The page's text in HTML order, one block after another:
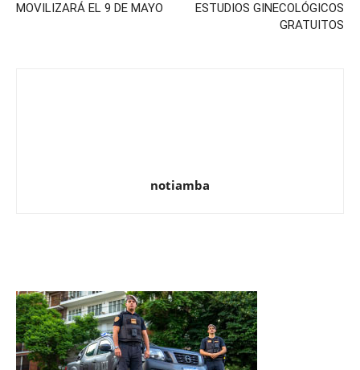
MOVILIZARÁ EL 9 DE MAYO
ESTUDIOS GINECOLÓGICOS
GRATUITOS
notiamba